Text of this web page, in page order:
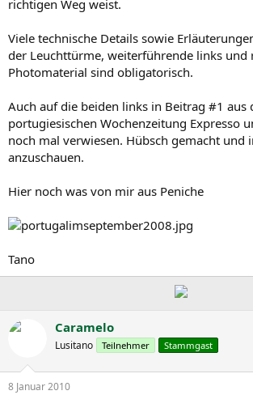
richtigen Weg weist.
Viele technische Details sowie
der Leuchttürme, weiterführende links und
Photomaterial sind obligatorisch.
Auch auf die beiden links in Beitrag #1 aus
portugiesischen Wochenzeitung Expresso
noch mal verwiesen. Hübsch gemacht und
anzuschauen.
Hier noch was von mir aus Peniche
Tano
Caramelo
Lusitano Teilnehmer Stammgast
8 Januar 2010